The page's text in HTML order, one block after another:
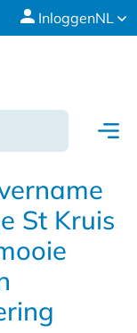
InloggenNL
St Kruis